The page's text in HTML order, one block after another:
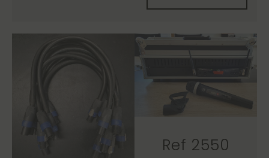
Ref 2550